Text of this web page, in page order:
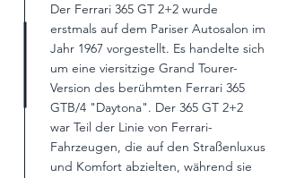
Der Ferrari 365 GT 2+2 wurde
erstmals auf dem Pariser Autosalon im
Jahr 1967 vorgestellt. Es handelte sich
um eine viersitzige Grand Tourer-
Version des berühmten Ferrari 365
GTB/4 "Daytona". Der 365 GT 2+2
war Teil der Linie von Ferrari-
Fahrzeugen, die auf den Straßenluxus
und Komfort abzielten, während sie